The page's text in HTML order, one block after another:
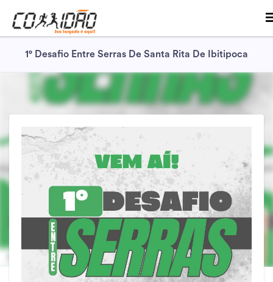
1° Desafio Entre Serras De Santa Rita De Ibitipoca